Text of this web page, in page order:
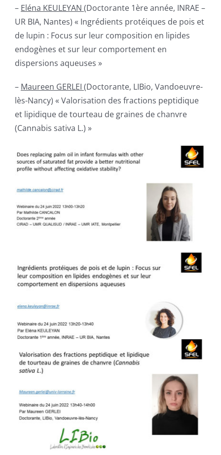
– Eléna KEULEYAN (Doctorante 1ère année, INRAE –
UR BIA, Nantes) « Ingrédients protéiques de pois et
de lupin : Focus sur leur composition en lipides
endogènes et sur leur comportement en
dispersions aqueuses »
– Maureen GERLEI (Doctorante, LIBio, Vandoeuvre-
lès-Nancy) « Valorisation des fractions peptidique
et lipidique de tourteau de graines de chanvre
(Cannabis sativa L.) »